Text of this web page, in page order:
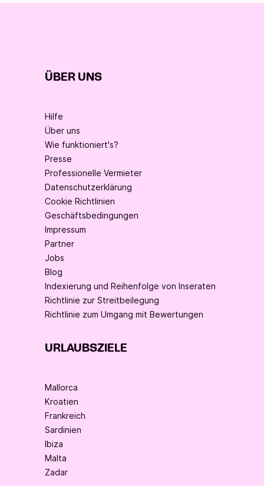
ÜBER UNS
Hilfe
Über uns
Wie funktioniert's?
Presse
Professionelle Vermieter
Datenschutzerklärung
Cookie Richtlinien
Geschäftsbedingungen
Impressum
Partner
Jobs
Blog
Indexierung und Reihenfolge von Inseraten
Richtlinie zur Streitbeilegung
Richtlinie zum Umgang mit Bewertungen
URLAUBSZIELE
Mallorca
Kroatien
Frankreich
Sardinien
Ibiza
Malta
Zadar